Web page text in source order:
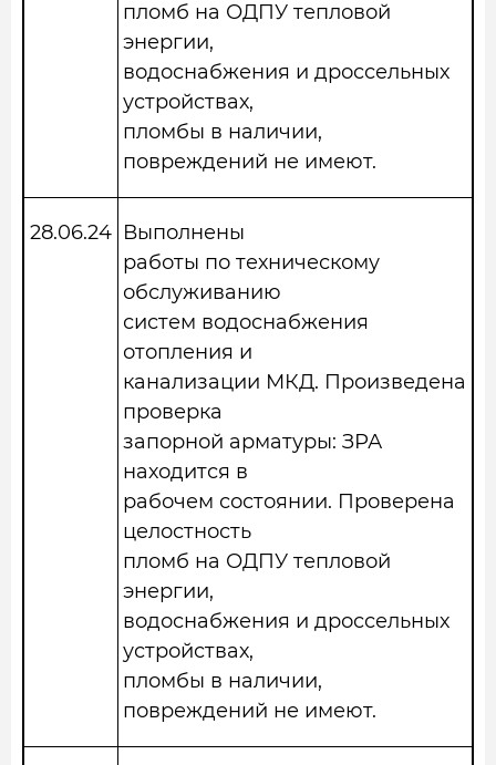
пломб на ОДПУ тепловой
энергии,
водоснабжения и дроссельных
устройствах,
пломбы в наличии,
повреждений не имеют.
28.06.24 Выполнены
работы по техническому
обслуживанию
систем водоснабжения
отопления и
канализации МКД. Произведена
проверка
запорной арматуры: ЗРА
находится в
рабочем состоянии. Проверена
целостность
пломб на ОДПУ тепловой
энергии,
водоснабжения и дроссельных
устройствах,
пломбы в наличии,
повреждений не имеют.